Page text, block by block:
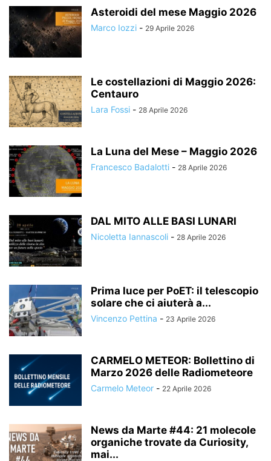
Asteroidi del mese Maggio 2026
Marco Iozzi - 29 Aprile 2026
Le costellazioni di Maggio 2026:
Centauro
Lara Fossi - 28 Aprile 2026
La Luna del Mese – Maggio 2026
Francesco Badalotti - 28 Aprile 2026
DAL MITO ALLE BASI LUNARI
Nicoletta Iannascoli - 28 Aprile 2026
Prima luce per PoET: il telescopio
solare che ci aiuterà a...
Vincenzo Pettina - 23 Aprile 2026
CARMELO METEOR: Bollettino di
Marzo 2026 delle Radiometeore
Carmelo Meteor - 22 Aprile 2026
News da Marte #44: 21 molecole
organiche trovate da Curiosity,
mai...